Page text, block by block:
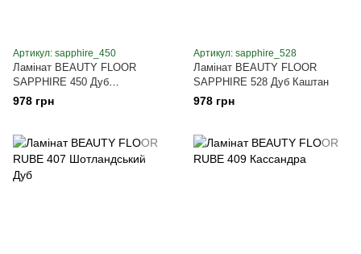
Артикул: sapphire_450
Ламінат BEAUTY FLOOR
SAPPHIRE 450 Дуб
Натуральний
978 грн
Артикул: sapphire_528
Ламінат BEAUTY FLOOR
SAPPHIRE 528 Дуб Каштан
978 грн